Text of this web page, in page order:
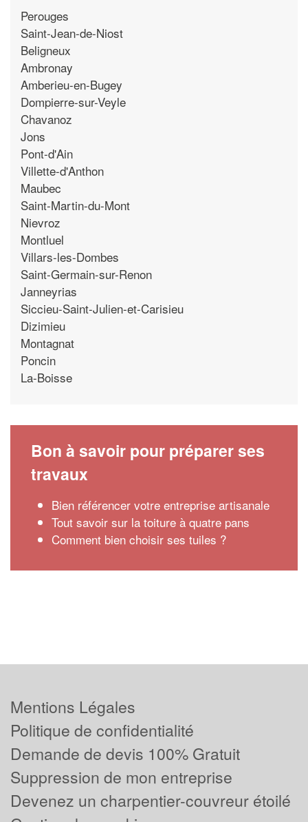
Perouges
Saint-Jean-de-Niost
Beligneux
Ambronay
Amberieu-en-Bugey
Dompierre-sur-Veyle
Chavanoz
Jons
Pont-d'Ain
Villette-d'Anthon
Maubec
Saint-Martin-du-Mont
Nievroz
Montluel
Villars-les-Dombes
Saint-Germain-sur-Renon
Janneyrias
Siccieu-Saint-Julien-et-Carisieu
Dizimieu
Montagnat
Poncin
La-Boisse
Bon à savoir pour préparer ses
travaux
Bien référencer votre entreprise artisanale
Tout savoir sur la toiture à quatre pans
Comment bien choisir ses tuiles ?
Mentions Légales
Politique de confidentialité
Demande de devis 100% Gratuit
Suppression de mon entreprise
Devenez un charpentier-couvreur étoilé